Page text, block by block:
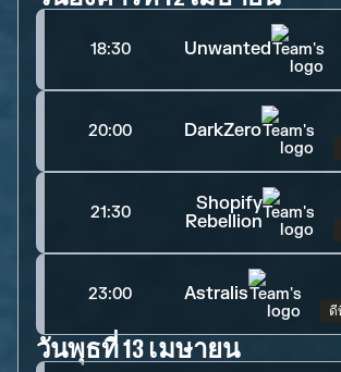
18:30 Unwanted
20:00 DarkZero
21:30
Shopify
Rebellion
23:00 Astralis
ดี
วันพุธที่ 13 เมษายน